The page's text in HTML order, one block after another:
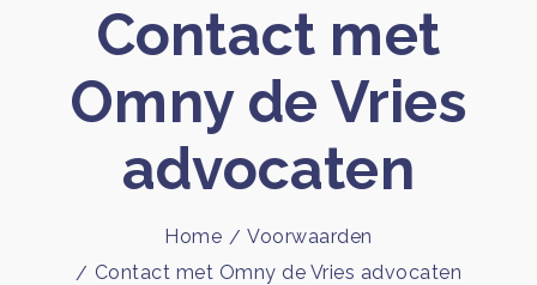
Contact met
Omny de Vries
advocaten
Home
Voorwaarden
Contact met Omny de Vries advocaten